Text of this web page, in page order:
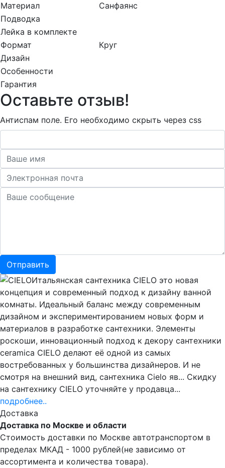
Материал
Санфаянс
Подводка
Лейка в комплекте
Формат
Круг
Дизайн
Особенности
Гарантия
Оставьте отзыв!
Антиспам поле. Его необходимо скрыть через css
Итальянская сантехника CIELO это новая
концепция и современный подход к дизайну ванной
комнаты. Идеальный баланс между современным
дизайном и экспериментированием новых форм и
материалов в разработке сантехники. Элементы
роскоши, инновационный подход к декору сантехники
ceramica CIELO делают её одной из самых
востребованных у большинства дизайнеров. И не
смотря на внешний вид, сантехника Cielo яв... Скидку
на сантехнику CIELO уточняйте у продавца...
подробнее..
Доставка
Доставка по Москве и области
Стоимость доставки по Москве автотранспортом в
пределах МКАД - 1000 рублей(не зависимо от
ассортимента и количества товара).